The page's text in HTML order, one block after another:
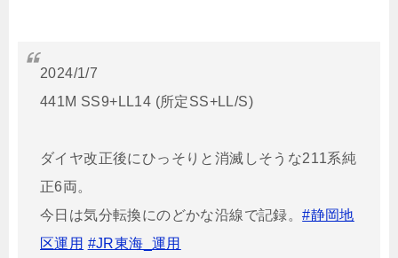
2024/1/7
441M SS9+LL14 (所定SS+LL/S)
ダイヤ改正後にひっそりと消滅しそうな211系純
正6両。
今日は気分転換にのどかな沿線で記録。#静岡地
区運用 #JR東海_運用